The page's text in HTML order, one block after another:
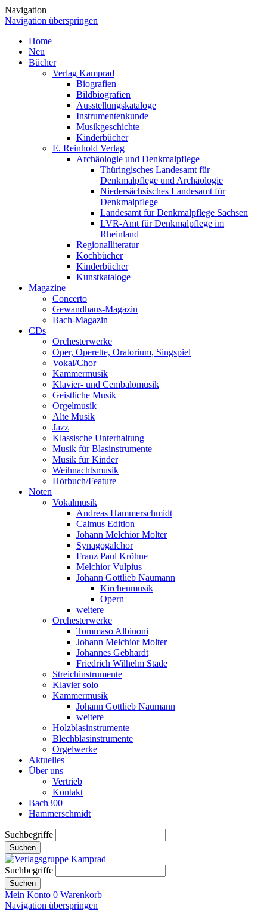
Navigation
Navigation überspringen
Home
Neu
Bücher
Verlag Kamprad
Biografien
Bildbiografien
Ausstellungskataloge
Instrumentenkunde
Musikgeschichte
Kinderbücher
E. Reinhold Verlag
Archäologie und Denkmalpflege
Thüringisches Landesamt für
Denkmalpflege und Archäologie
Niedersächsisches Landesamt für
Denkmalpflege
Landesamt für Denkmalpflege Sachsen
LVR-Amt für Denkmalpflege im
Rheinland
Regionalliteratur
Kochbücher
Kinderbücher
Kunstkataloge
Magazine
Concerto
Gewandhaus-Magazin
Bach-Magazin
CDs
Orchesterwerke
Oper, Operette, Oratorium, Singspiel
Vokal/Chor
Kammermusik
Klavier- und Cembalomusik
Geistliche Musik
Orgelmusik
Alte Musik
Jazz
Klassische Unterhaltung
Musik für Blasinstrumente
Musik für Kinder
Weihnachtsmusik
Hörbuch/Feature
Noten
Vokalmusik
Andreas Hammerschmidt
Calmus Edition
Johann Melchior Molter
Synagogalchor
Franz Paul Kröhne
Melchior Vulpius
Johann Gottlieb Naumann
Kirchenmusik
Opern
weitere
Orchesterwerke
Tommaso Albinoni
Johann Melchior Molter
Johannes Gebhardt
Friedrich Wilhelm Stade
Streichinstrumente
Klavier solo
Kammermusik
Johann Gottlieb Naumann
weitere
Holzblasinstrumente
Blechblasinstrumente
Orgelwerke
Aktuelles
Über uns
Vertrieb
Kontakt
Bach300
Hammerschmidt
Suchbegriffe
Suchen
Suchbegriffe
Suchen
Mein Konto 0 Warenkorb
Navigation überspringen